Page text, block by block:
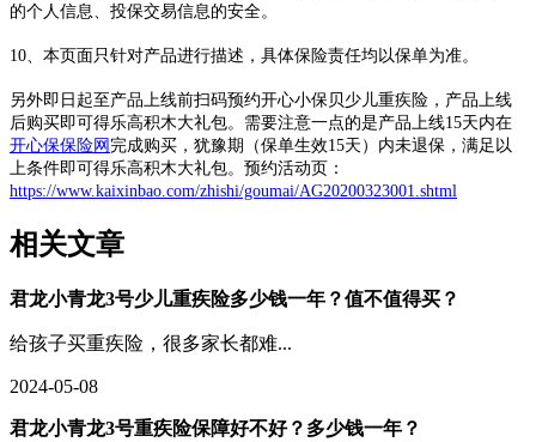
的个人信息、投保交易信息的安全。
10、本页面只针对产品进行描述，具体保险责任均以保单为准。
另外即日起至产品上线前扫码预约开心小保贝少儿重疾险，产品上线
后购买即可得乐高积木大礼包。需要注意一点的是产品上线15天内在
开心保保险网 完成购买，犹豫期（保单生效15天）内未退保，满足以
上条件即可得乐高积木大礼包。预约活动页：
https://www.kaixinbao.com/zhishi/goumai/AG20200323001.shtml
相关文章
君龙小青龙3号少儿重疾险多少钱一年？值不值得买？
给孩子买重疾险，很多家长都难...
2024-05-08
君龙小青龙3号重疾险保障好不好？多少钱一年？